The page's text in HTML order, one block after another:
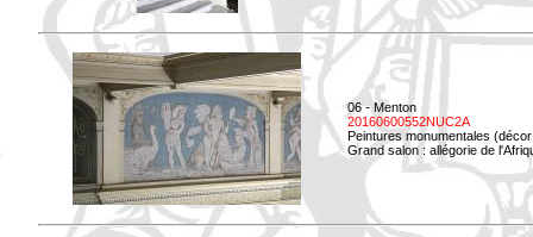
06 - Menton
20160600552NUC2A
Peintures monumentales
Grand salon : allégorie de